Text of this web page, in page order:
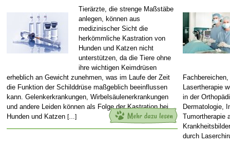
Tierärzte, die strenge Maßstäbe
anlegen, können aus
medizinischer Sicht die
herkömmliche Kastration von
Hunden und Katzen nicht
unterstützen, da die Tiere ohne
ihre wichtigen Keimdrüsen
erheblich an Gewicht zunehmen, was im Laufe der Zeit
die Funktion der Schilddrüse maßgeblich beeinflussen
kann. Gelenkerkrankungen, Wirbelsäulenerkrankungen
und andere Leiden können als Folge der Kastration bei
Hunden und Katzen […]
Lasertherapie
in der
Dermatologie,
Tumortherapie
durch